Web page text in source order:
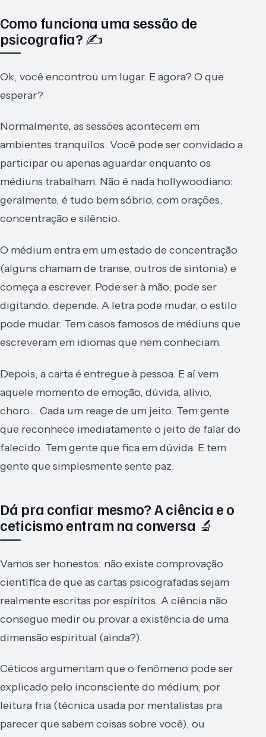
Como funciona uma sessão de
psicografia? ✍️
Ok, você encontrou um lugar. E agora? O que
esperar?
Normalmente, as sessões acontecem em
ambientes tranquilos. Você pode ser convidado a
participar ou apenas aguardar enquanto os
médiuns trabalham. Não é nada hollywoodiano:
geralmente, é tudo bem sóbrio, com orações,
concentração e silêncio.
O médium entra em um estado de concentração
(alguns chamam de transe, outros de sintonia) e
começa a escrever. Pode ser à mão, pode ser
digitando, depende. A letra pode mudar, o estilo
pode mudar. Tem casos famosos de médiuns que
escreveram em idiomas que nem conheciam.
Depois, a carta é entregue à pessoa. E aí vem
aquele momento de emoção, dúvida, alívio,
choro… Cada um reage de um jeito. Tem gente
que reconhece imediatamente o jeito de falar do
falecido. Tem gente que fica em dúvida. E tem
gente que simplesmente sente paz.
Dá pra confiar mesmo? A ciência e o
ceticismo entram na conversa 🔬
Vamos ser honestos: não existe comprovação
científica de que as cartas psicografadas sejam
realmente escritas por espíritos. A ciência não
consegue medir ou provar a existência de uma
dimensão espiritual (ainda?).
Céticos argumentam que o fenômeno pode ser
explicado pelo inconsciente do médium, por
leitura fria (técnica usada por mentalistas pra
parecer que sabem coisas sobre você), ou